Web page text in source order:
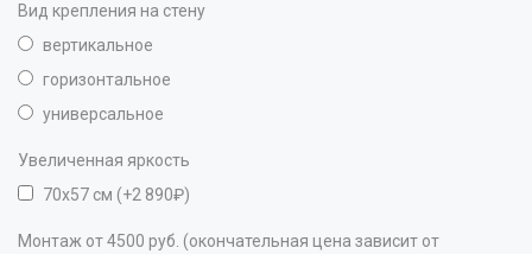
Вид крепления на стену
вертикальное
горизонтальное
универсальное
Увеличенная яркость
70х57 см (+2 890₽)
Монтаж от 4500 руб. (окончательная цена зависит от